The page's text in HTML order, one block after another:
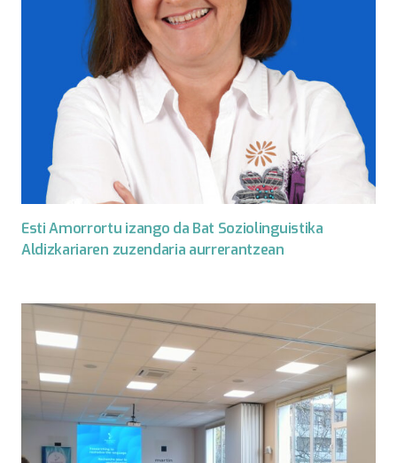
Esti Amorrortu izango da Bat Soziolinguistika
Aldizkariaren zuzendaria aurrerantzean